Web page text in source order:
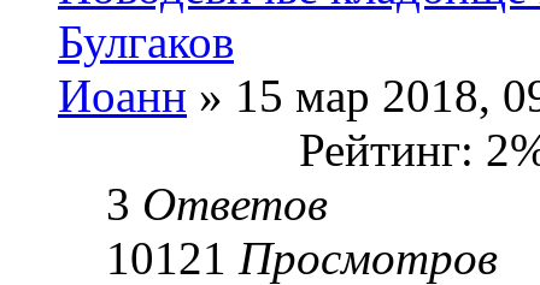
Булгаков
Иоанн » 15 мар 2018,
Рейтинг:
3 Ответов
10121 Просмотров